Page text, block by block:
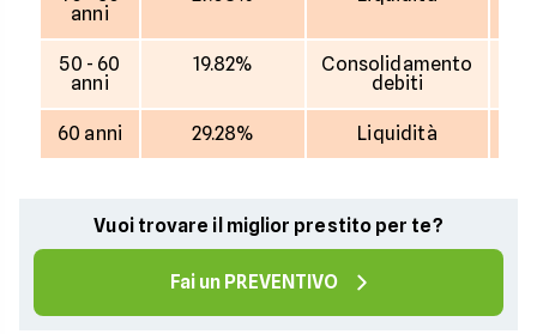
anni
50 - 60
anni
19.82%
Consolidamento
debiti
60 anni 29.28% Liquidità
Vuoi trovare il miglior prestito per te?
Fai un PREVENTIVO